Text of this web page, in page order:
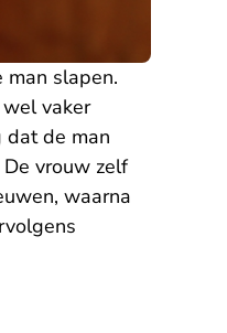
slapen.
vaker
dat de man
vrouw zelf
waarna